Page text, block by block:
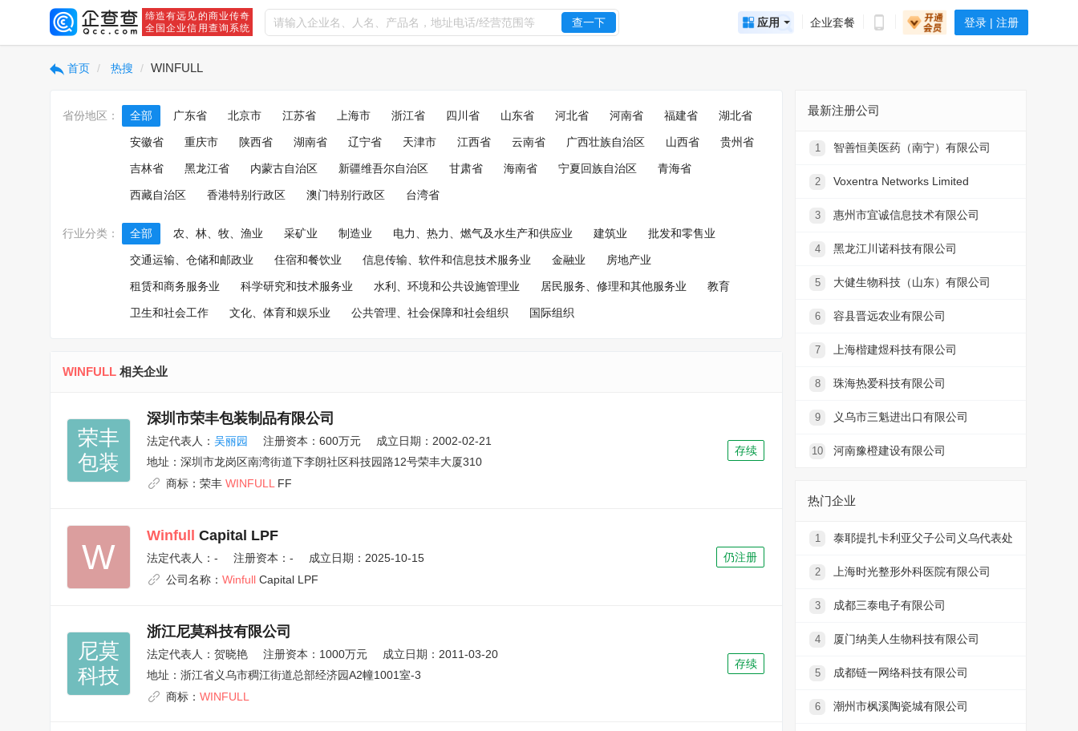
缔造有远见的商业传奇
全国企业信用查询系统
查一下 应用 企业套餐 登录 | 注册
首页 热搜 WINFULL
省份地区： 全部 广东省 北京市 江苏省 上海市 浙江省 四川省 山东省 河北省 河南省 福建省 湖北省
安徽省 重庆市 陕西省 湖南省 辽宁省 天津市 江西省 云南省 广西壮族自治区 山西省 贵州省
吉林省 黑龙江省 内蒙古自治区 新疆维吾尔自治区 甘肃省 海南省 宁夏回族自治区 青海省
西藏自治区 香港特别行政区 澳门特别行政区 台湾省
行业分类： 全部 农、林、牧、渔业 采矿业 制造业 电力、热力、燃气及水生产和供应业 建筑业 批发和零售业
交通运输、仓储和邮政业 住宿和餐饮业 信息传输、软件和信息技术服务业 金融业 房地产业
租赁和商务服务业 科学研究和技术服务业 水利、环境和公共设施管理业 居民服务、修理和其他服务业 教育
卫生和社会工作 文化、体育和娱乐业 公共管理、社会保障和社会组织 国际组织
WINFULL 相关企业
荣丰
包装
深圳市荣丰包装制品有限公司
法定代表人： 吴丽园 注册资本：600万元
成立日期：2002-02-21
地址： 深圳市龙岗区南湾街道下李朗社区科技园路12号荣丰大厦310
商标： 荣丰 WINFULL FF
存续
W
Winfull Capital LPF
法定代表人： - 注册资本：-
成立日期：2025-10-15
公司名称： Winfull Capital LPF
仍注册
尼莫
科技
浙江尼莫科技有限公司
法定代表人： 贺晓艳 注册资本：1000万元
成立日期：2011-03-20
地址： 浙江省义乌市稠江街道总部经济园A2幢1001室-3
商标： WINFULL
存续
最新注册公司
1 智善恒美医药（南宁）有限公司
2 Voxentra Networks Limited
3 惠州市宜诚信息技术有限公司
4 黑龙江川诺科技有限公司
5 大健生物科技（山东）有限公司
6 容县晋远农业有限公司
7 上海楷建煜科技有限公司
8 珠海热爱科技有限公司
9 义乌市三魁进出口有限公司
10 河南豫橙建设有限公司
热门企业
1 泰耶提扎卡利亚父子公司义乌代表处
2 上海时光整形外科医院有限公司
3 成都三泰电子有限公司
4 厦门纳美人生物科技有限公司
5 成都链一网络科技有限公司
6 潮州市枫溪陶瓷城有限公司